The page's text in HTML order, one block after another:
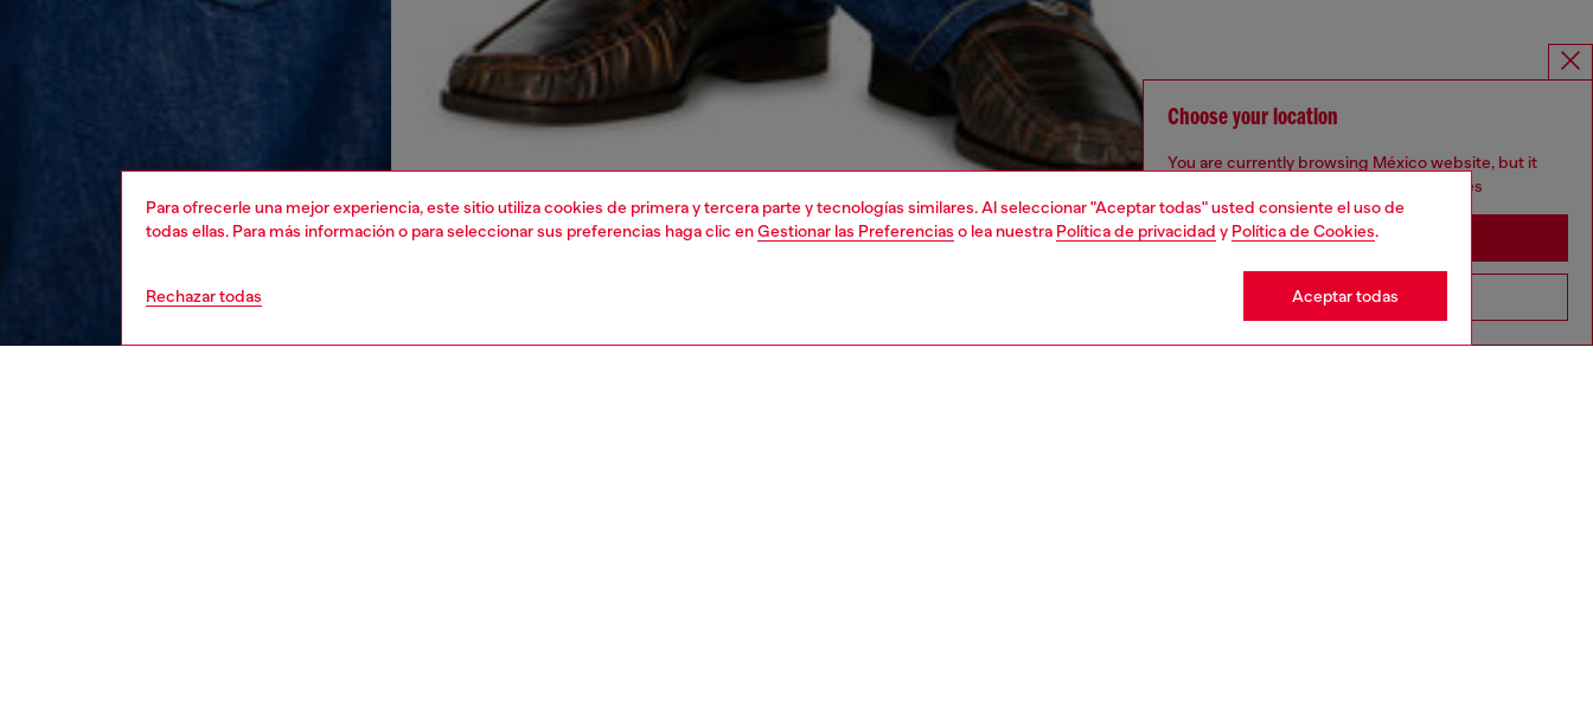
Para ofrecerle una mejor experiencia, este sitio utiliza cookies de primera y tercera parte y tecnologías similares. Al seleccionar "Aceptar todas" usted consiente el uso de
todas ellas. Para más información o para seleccionar sus preferencias haga clic enGestionar las Preferencias o lea nuestra Política de privacidad y Política de Cookies.
Rechazar todas Aceptar todas
Choose your location
You are currently browsing México website, but it
seems you may be based in United States
Stay in México
Go to United States